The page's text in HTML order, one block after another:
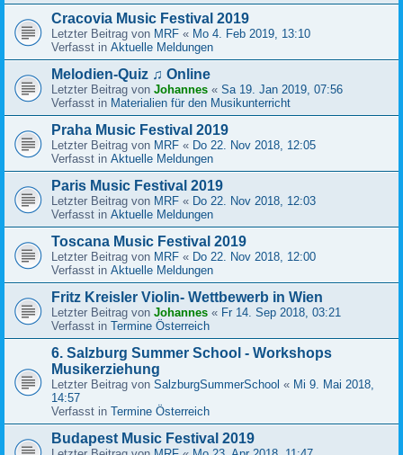
Cracovia Music Festival 2019
Letzter Beitrag von MRF « Mo 4. Feb 2019, 13:10
Verfasst in Aktuelle Meldungen
Melodien-Quiz ♫ Online
Letzter Beitrag von Johannes « Sa 19. Jan 2019, 07:56
Verfasst in Materialien für den Musikunterricht
Praha Music Festival 2019
Letzter Beitrag von MRF « Do 22. Nov 2018, 12:05
Verfasst in Aktuelle Meldungen
Paris Music Festival 2019
Letzter Beitrag von MRF « Do 22. Nov 2018, 12:03
Verfasst in Aktuelle Meldungen
Toscana Music Festival 2019
Letzter Beitrag von MRF « Do 22. Nov 2018, 12:00
Verfasst in Aktuelle Meldungen
Fritz Kreisler Violin- Wettbewerb in Wien
Letzter Beitrag von Johannes « Fr 14. Sep 2018, 03:21
Verfasst in Termine Österreich
6. Salzburg Summer School - Workshops
Musikerziehung
Letzter Beitrag von SalzburgSummerSchool « Mi 9. Mai 2018,
14:57
Verfasst in Termine Österreich
Budapest Music Festival 2019